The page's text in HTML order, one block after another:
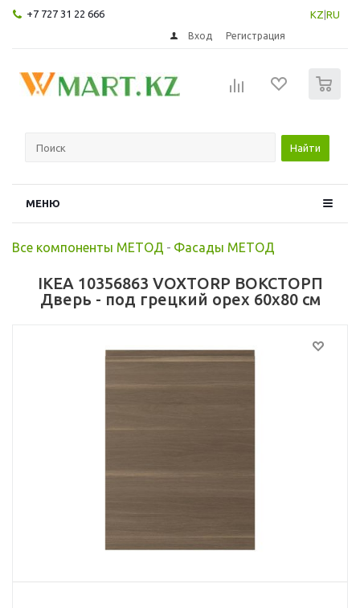
+7 727 31 22 666 KZ RU
Вход Регистрация
Найти
МЕНЮ
Все компоненты МЕТОД - Фасады МЕТОД
IKEA 10356863 VOXTORP ВОКСТОРП
Дверь - под грецкий орех 60x80 см